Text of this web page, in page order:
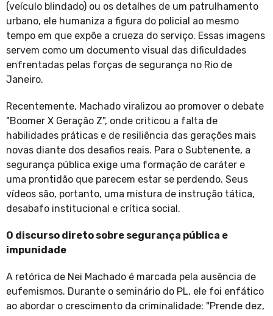
(veículo blindado) ou os detalhes de um patrulhamento
urbano, ele humaniza a figura do policial ao mesmo
tempo em que expõe a crueza do serviço. Essas imagens
servem como um documento visual das dificuldades
enfrentadas pelas forças de segurança no Rio de
Janeiro.
Recentemente, Machado viralizou ao promover o debate
"Boomer X Geração Z", onde criticou a falta de
habilidades práticas e de resiliência das gerações mais
novas diante dos desafios reais. Para o Subtenente, a
segurança pública exige uma formação de caráter e
uma prontidão que parecem estar se perdendo. Seus
vídeos são, portanto, uma mistura de instrução tática,
desabafo institucional e crítica social.
O discurso direto sobre segurança pública e
impunidade
A retórica de Nei Machado é marcada pela ausência de
eufemismos. Durante o seminário do PL, ele foi enfático
ao abordar o crescimento da criminalidade: "Prende dez,